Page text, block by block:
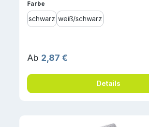
Farbe
schwarz weiß/schwarz
Regulärer Preis:
Ab 2,87 €
Details